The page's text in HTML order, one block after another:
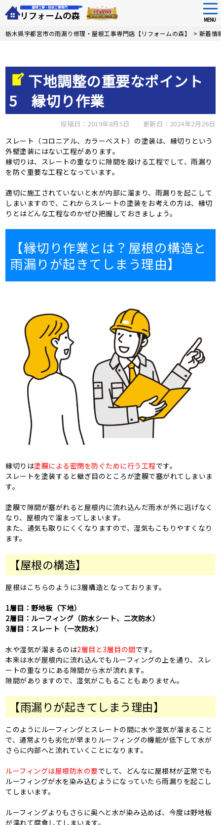
Skip
MENU
栃木県宇都宮市の雨漏り修理・屋根工事専門店【リフォームの森】 > 新着情
下地調整の重要なポイント
5 縁切り作業
投稿日：2019年8月5日 更新日：2024年2月26日
スレート（コロニアル、カラーベスト）の塗装は、縁切りという
外壁塗装にはない工程があります。
縁切りは、スレートの重なりに隙間を設ける工程でして、雨漏り
を防ぐ重要な工程となっています。
適切に施工されていないと水が内部に溜まり、雨漏りを起こして
しまいますので、これからスレートの塗装をお考えの方は、縁切
りとはどんな工程なのかぜひ把握しておきましょう。
【縁切り作業とは？屋根の構造と
雨漏りが起きてしまう理由】
縁切りは塗膜による密閉を防ぐために行う工程です。
スレートを塗装すると継ぎ目のところが塗膜で塞がれてしまいま
す。
塗膜で隙間が塞がれると屋根内に流れ込んだ雨水が外に逃げなく
なり、屋根内で溜まってしまいます。
また、通気も取りにくくなりますので、湿気もこもりやすくなり
ます。
【屋根の構造】
屋根はこちらのように3層構造となっております。
1層目：野地板（下地）
2層目：ルーフィング（防水シート、二次防水）
3層目：スレート（一次防水）
水や湿気が溜まるのは2層目と3層目の間です。
本来は水が屋根内に流れ込んでもルーフィングの上を通り、スレ
ートの重なりにある隙間から水が流れます。
隙間がありますので、湿気がこもることもありません。
【雨漏りが起きてしまう理由】
このようにルーフィングとスレートの間に水や湿気が溜まること
で、通常よりも劣化が早まりルーフィングの機能が低下して水が
さらに内部へと流れていくことになります。
ルーフィングは屋根防水の要でして、どんなに屋根材が正常でも
ルーフィングが水を染み込むようになっていたら雨漏りを起こし
てしまいます。
ルーフィングよりもさらに奥へと水が染み込めば、今度は野地板
が濡れて腐食してしまいます。